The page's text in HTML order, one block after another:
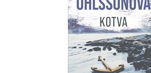
Do košíku